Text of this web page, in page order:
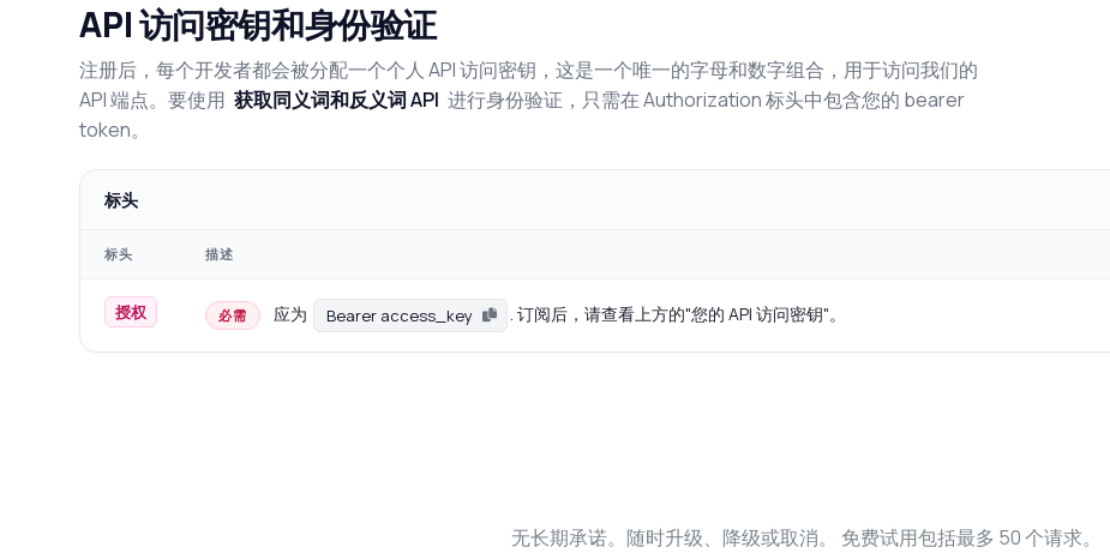
API 访问密钥和身份验证
注册后，每个开发者都会被分配一个个人 API 访问密钥，这是一个唯一的字母和数字组合，用于访问我们的
API 端点。要使用 获取同义词和反义词 API 进行身份验证，只需在 Authorization 标头中包含您的 bearer
token。
标头
标头 描述
授权 必需 应为 Bearer access_key . 订阅后，请查看上方的"您的 API 访问密钥"。
无长期承诺。随时升级、降级或取消。 免费试用包括最多 50 个请求。